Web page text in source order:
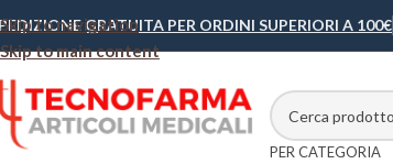
Skip to navigation
Skip to main content
GRATUITA PER ORDINI SUPERIORI A 100€
PER CATEGORIA